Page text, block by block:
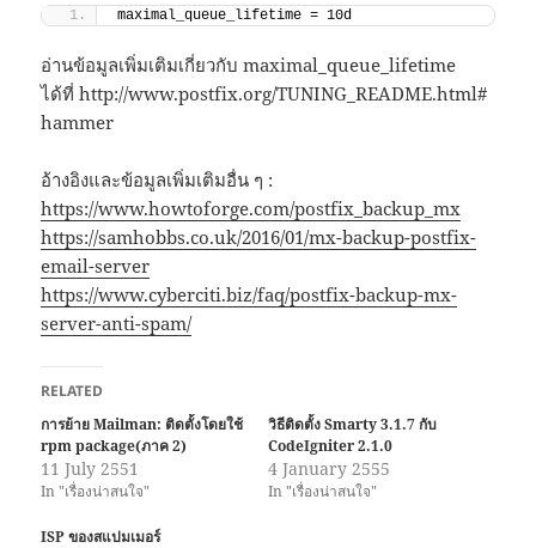
maximal_queue_lifetime = 10d
อ่านข้อมูลเพิ่มเติมเกี่ยวกับ maximal_queue_lifetime
ได้ที่ http://www.postfix.org/TUNING_README.html#
hammer
อ้างอิงและข้อมูลเพิ่มเติมอื่น ๆ :
https://www.howtoforge.com/postfix_backup_mx
https://samhobbs.co.uk/2016/01/mx-backup-postfix-
email-server
https://www.cyberciti.biz/faq/postfix-backup-mx-
server-anti-spam/
RELATED
การย้าย Mailman: ติดตั้งโดยใช้
rpm package(ภาค 2)
11 July 2551
In "เรื่องน่าสนใจ"
วิธีติดตั้ง Smarty 3.1.7 กับ
CodeIgniter 2.1.0
4 January 2555
In "เรื่องน่าสนใจ"
ISP ของสแปมเมอร์